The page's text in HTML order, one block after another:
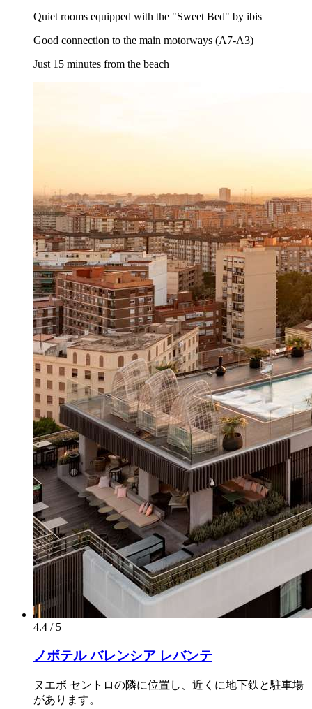
Quiet rooms equipped with the "Sweet Bed" by ibis
Good connection to the main motorways (A7-A3)
Just 15 minutes from the beach
4.4 / 5
ノボテル バレンシア レバンテ
ヌエボ セントロの隣に位置し、近くに地下鉄と駐車場
があります。